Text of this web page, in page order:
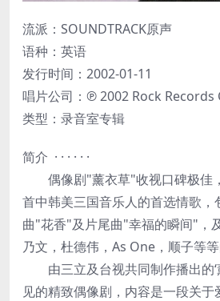
流派：SOUNDTRACK原声
语种：英语
发行时间：2002-01-11
唱片公司：℗ 2002 Rock Records
类型：录音室专辑
简介 · · · · · ·
偶像剧"薰衣草"收视口碑极佳
首中韩美三国音乐人的首选情歌，
曲"花香"及片尾曲"幸福的瞬间"，
乃文，杜德伟，As One，顺子等等
由三立及台视共同制作播出的‘
见的精致偶像剧，内容是一段关